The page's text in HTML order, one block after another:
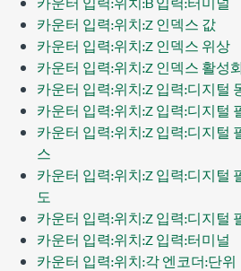
카운터 입력:위치:Z 인덱스 값
카운터 입력:위치:Z 인덱스 위상
카운터 입력:위치:Z 인덱스 활성
카운터 입력:위치:Z 입력:디지털
카운터 입력:위치:Z 입력:디지털
카운터 입력:위치:Z 입력:디지털
스
카운터 입력:위치:Z 입력:디지털
도
카운터 입력:위치:Z 입력:디지털
카운터 입력:위치:Z 입력:터미널
카운터 입력:위치:각 엔코더:단위